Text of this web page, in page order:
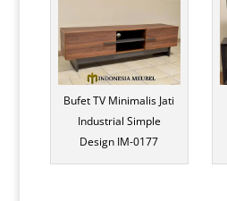
Bufet TV Minimalis Jati
Industrial Simple
Design IM-0177